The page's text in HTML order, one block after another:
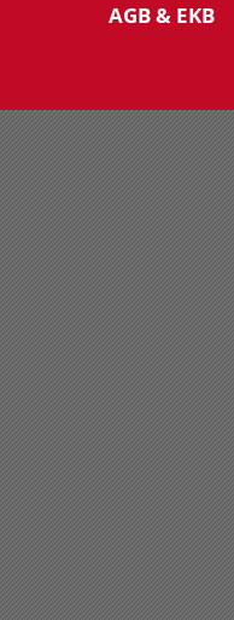
AGB & EKB